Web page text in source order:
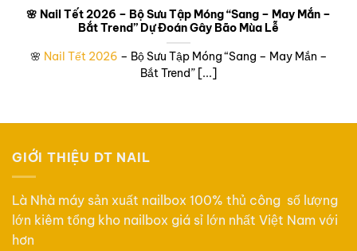
🌸 Nail Tết 2026 – Bộ Sưu Tập Móng “Sang – May Mắn –
Bắt Trend” Dự Đoán Gây Bão Mùa Lễ
🌸 Nail Tết 2026 – Bộ Sưu Tập Móng “Sang – May Mắn –
Bắt Trend” [...]
GIỚI THIỆU DT NAIL
Là Nhà máy sản xuất nailbox 100% thủ công số lượng
lớn kiêm tổng kho nailbox giá sỉ lớn nhất Việt Nam với
hơn